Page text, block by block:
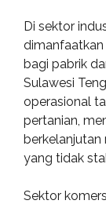
Di sektor
bagi pabrik
Sulawesi
operasional
pertanian,
berkelanjutan
yang tidak
Sektor